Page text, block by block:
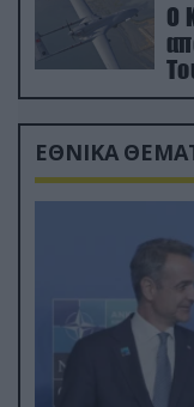
Ο
ΕΘΝΙΚΑ